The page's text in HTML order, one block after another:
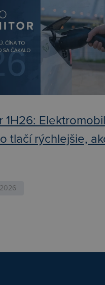
1H26:
tlačí rýchlejšie,